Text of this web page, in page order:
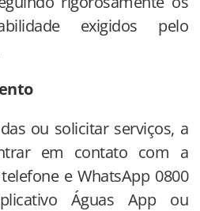
exigidos pelo
ou solicitar serviços, a
em contato com a
e WhatsApp 0800
Águas App ou